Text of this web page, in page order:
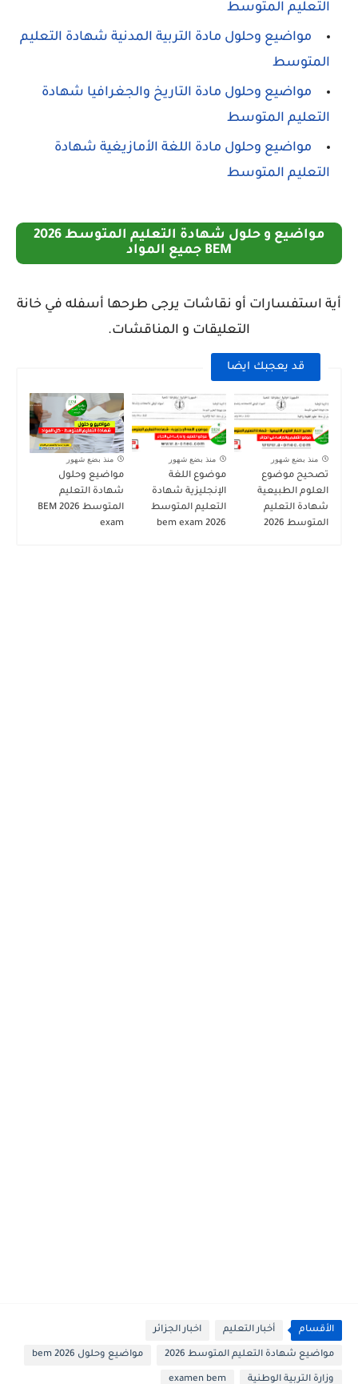
التعليم المتوسط
مواضيع وحلول مادة التربية المدنية شهادة التعليم
المتوسط
مواضيع وحلول مادة التاريخ والجغرافيا شهادة
التعليم المتوسط
مواضيع وحلول مادة اللغة الأمازيغية شهادة
التعليم المتوسط
مواضيع و حلول شهادة التعليم المتوسط 2026
BEM جميع المواد
أية استفسارات أو نقاشات يرجى طرحها أسفله في خانة
التعليقات و المناقشات.
قد يعجبك ايضا
منذ بضع شهور
تصحيح موضوع
العلوم الطبيعية
شهادة التعليم
المتوسط 2026
منذ بضع شهور
موضوع اللغة
الإنجليزية شهادة
التعليم المتوسط
2026 bem exam
منذ بضع شهور
مواضيع وحلول
شهادة التعليم
المتوسط 2026 BEM
exam
الأقسام أخبار التعليم اخبار الجزائر
مواضيع شهادة التعليم المتوسط 2026 مواضيع وحلول 2026 bem
وزارة التربية الوطنية examen bem